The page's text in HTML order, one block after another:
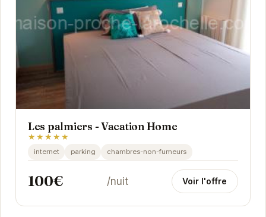
Les palmiers - Vacation Home
★★★★★
internet parking chambres-non-fumeurs
100€ /nuit Voir l'offre